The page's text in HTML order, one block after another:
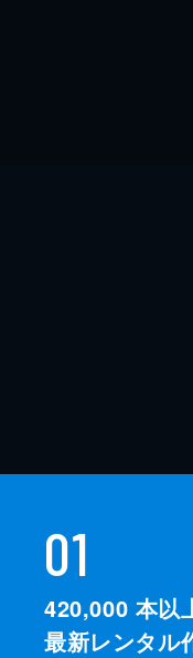
01
420,000 本以
最新レンタル